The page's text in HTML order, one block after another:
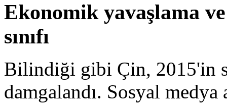
Ekonomik yavaşlama
sınıfı
Bilindiği gibi Çin, 2015'in
damgalandı. Sosyal